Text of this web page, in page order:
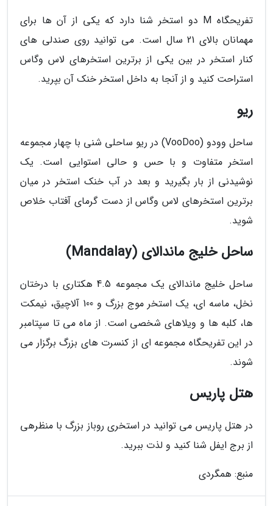
تفریحگاه M دو استخر شنا دارد که یکی از آن ها برای
مهمانان بالای 21 سال است. می توانید روی صندلی های
کنار استخر در بین یکی از برترین استخرهای لاس وگاس
استراحت کنید و از آنجا به داخل استخر خنک آن بپرید.
ریو
ساحل وودو (VooDoo) در ریو ساحلی شنی با چهار مجموعه
استخر متفاوت و با حس و حالی استوایی است. یک
نوشیدنی از بار بگیرید و بعد در آب خنک استخر در میان
برترین استخرهای لاس وگاس از دست گرمای آفتاب خلاص
شوید.
ساحل خلیج ماندالای (Mandalay)
ساحل خلیج ماندالای یک مجموعه 4.5 هکتاری با درختان
نخل، ماسه ای، یک استخر موج بزرگ و 100 آلاچیق، نیمکت
ها، کلبه ها و ویلاهای شخصی است. از ماه می تا سپتامبر
در این تفریحگاه مجموعه ای از کنسرت های بزرگ برگزار می
شوند.
هتل پاریس
در هتل پاریس می توانید در استخری روباز بزرگ با منظرهی
از برج ایفل شنا کنید و لذت ببرید.
منبع: همگردی